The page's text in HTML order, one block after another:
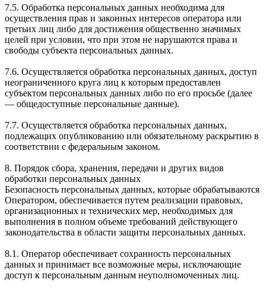
7.5. Обработка персональных данных необходима для
осуществления прав и законных интересов оператора или
третьих лиц либо для достижения общественно значимых
целей при условии, что при этом не нарушаются права и
свободы субъекта персональных данных.
7.6. Осуществляется обработка персональных данных, доступ
неограниченного круга лиц к которым предоставлен
субъектом персональных данных либо по его просьбе (далее
— общедоступные персональные данные).
7.7. Осуществляется обработка персональных данных,
подлежащих опубликованию или обязательному раскрытию в
соответствии с федеральным законом.
8. Порядок сбора, хранения, передачи и других видов
обработки персональных данных
Безопасность персональных данных, которые обрабатываются
Оператором, обеспечивается путем реализации правовых,
организационных и технических мер, необходимых для
выполнения в полном объеме требований действующего
законодательства в области защиты персональных данных.
8.1. Оператор обеспечивает сохранность персональных
данных и принимает все возможные меры, исключающие
доступ к персональным данным неуполномоченных лиц.